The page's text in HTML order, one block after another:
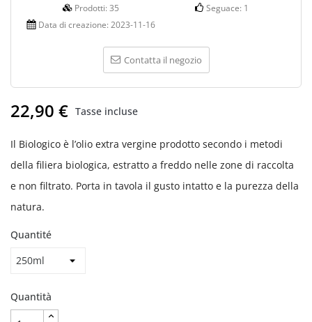
Prodotti: 35 Seguace: 1
Data di creazione: 2023-11-16
Contatta il negozio
22,90 € Tasse incluse
Il Biologico è l’olio extra vergine prodotto secondo i metodi
della filiera biologica, estratto a freddo nelle zone di raccolta
e non filtrato. Porta in tavola il gusto intatto e la purezza della
natura.
Quantité
Quantità